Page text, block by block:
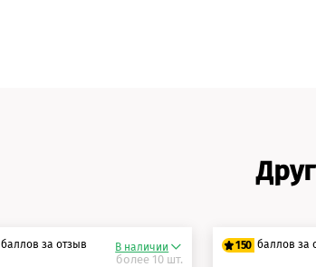
баллов за отзыв В наличии
более 10 шт.
150 баллов за